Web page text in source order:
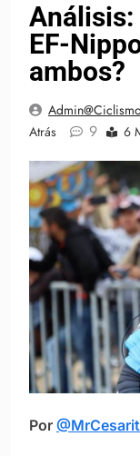
Análisis:
EF-
ambos?
Atrás
9 6
Por